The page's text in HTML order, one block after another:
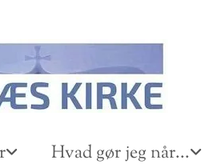
Hvad gør jeg når...